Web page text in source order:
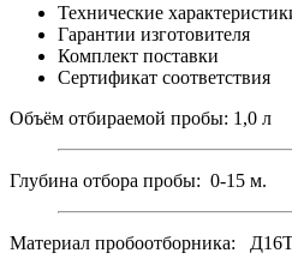
Технические
Гарантии изготовителя
Комплект поставки
Сертификат соответствия
Объём отбираемой пробы: 1,0 л
Глубина отбора пробы: 0-15 м.
Материал пробоотборника: